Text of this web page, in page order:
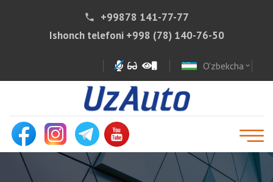
phone
+99878 141-77-77
Ishonch telefoni +998 (78) 140-76-50
O'zbekcha expand_more